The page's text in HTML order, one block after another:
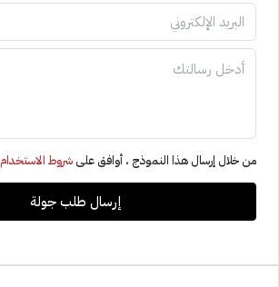
من خلال إرسال هذا النموذج ، أوافق على شروط الاستخدام
إرسال طلب جولة